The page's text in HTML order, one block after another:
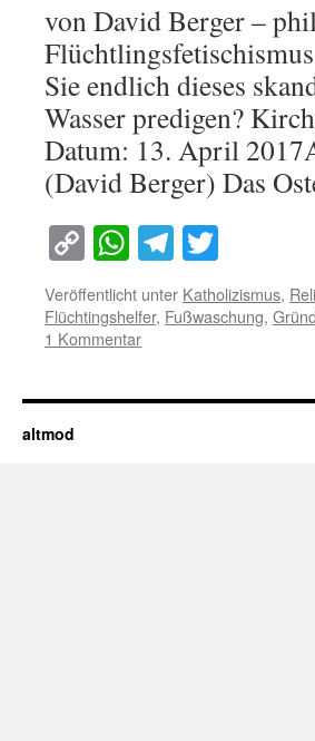
von David Berger –
Sie endlich dieses
Wasser predigen?
Datum: 13. April
(David Berger) Das
Copy
Link
WhatsApp
Telegram
Veröffentlicht unter Katholizismus,
Flüchtingshelfer, Fußwaschung,
1 Kommentar
altmod